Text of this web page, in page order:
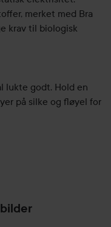
merket med Bra
krav til biologisk
lukte godt. Hold en
på silke og fløyel for